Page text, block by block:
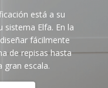
está a su
sistema Elfa. En la
fácilmente
de repisas hasta
gran escala.